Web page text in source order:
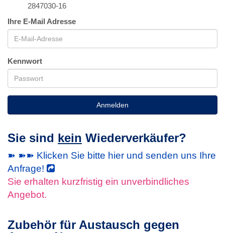
2847030-16
Ihre E-Mail Adresse
Kennwort
Anmelden
Sie sind kein Wiederverkäufer?
➽ ➽➽ Klicken Sie bitte hier und senden uns Ihre
Anfrage!
Sie erhalten kurzfristig ein unverbindliches
Angebot.
Zubehör für Austausch gegen